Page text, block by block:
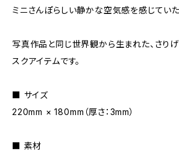
ミニさんぽらしい静かな空気感を感じていた
写真作品と同じ世界観から生まれた、さり
スクアイテムです。
■ サイズ
220mm × 180mm（厚さ：3mm）
■ 素材